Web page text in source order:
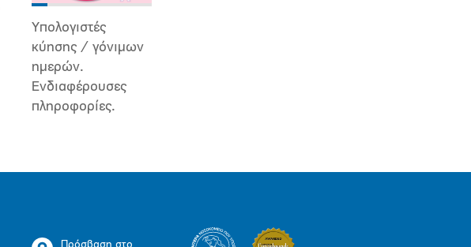
Υπολογιστές
κύησης / γόνιμων
ημερών.
Ενδιαφέρουσες
πληροφορίες.